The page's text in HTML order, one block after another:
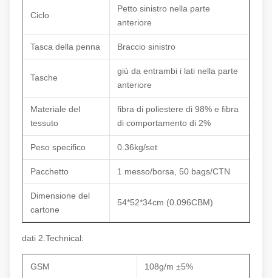
Ciclo
Petto sinistro nella parte
anteriore
Tasca della penna Braccio sinistro
Tasche
giù da entrambi i lati nella parte
anteriore
Materiale del
tessuto
fibra di poliestere di 98% e fibra
di comportamento di 2%
Peso specifico 0.36kg/set
Pacchetto 1 messo/borsa, 50 bags/CTN
Dimensione del
cartone
54*52*34cm (0.096CBM)
dati 2.Technical:
GSM 108g/m ±5%